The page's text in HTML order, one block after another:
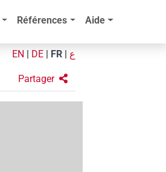
Références Aide
EN DE FR ع
Partager